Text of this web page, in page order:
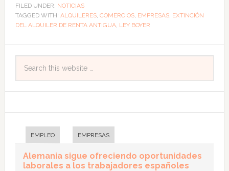
FILED UNDER: NOTICIAS
TAGGED WITH: ALQUILERES, COMERCIOS, EMPRESAS, EXTINCIÓN
DEL ALQUILER DE RENTA ANTIGUA, LEY BOYER
EMPLEO EMPRESAS
Alemania sigue ofreciendo oportunidades
laborales a los trabajadores españoles